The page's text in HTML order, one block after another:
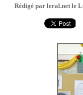
Rédigé par leral.net le